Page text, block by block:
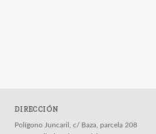
DIRECCIÓN
Polígono Juncaril, c/ Baza, parcela 208